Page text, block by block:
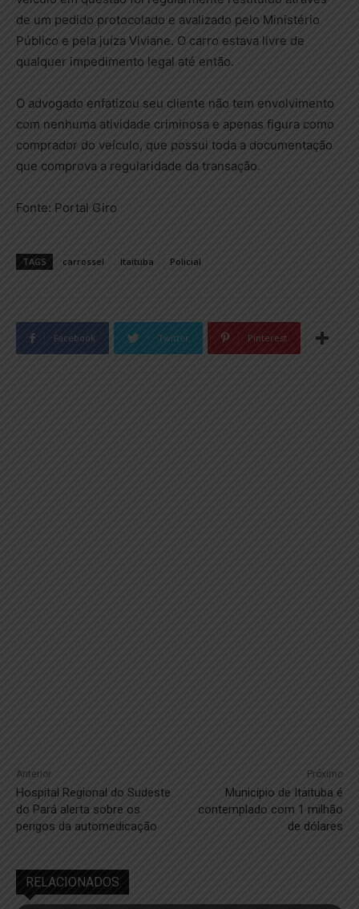
de um pedido protocolado e avalizado pelo Ministério
Público e pela juíza Viviane. O carro estava livre de
qualquer impedimento legal até então.
O advogado enfatizou seu cliente não tem envolvimento
com nenhuma atividade criminosa e apenas figura como
comprador do veículo, que possui toda a documentação
que comprova a regularidade da transação.
Fonte: Portal Giro
TAGS carrossel Itaituba Policial
Facebook Twitter Pinterest
Anterior
Hospital Regional do Sudeste
do Pará alerta sobre os
perigos da automedicação
Próximo
Município de Itaituba é
contemplado com 1 milhão
de dólares
RELACIONADOS